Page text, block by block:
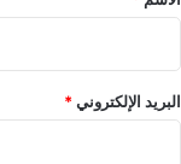
البريد الإلكتروني*